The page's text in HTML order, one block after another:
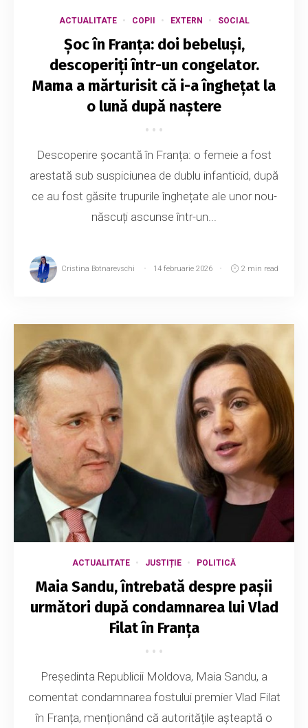
ACTUALITATE COPII EXTERN SOCIAL
Șoc în Franța: doi bebeluși,
descoperiți într-un congelator.
Mama a mărturisit că i-a înghețat la
o lună după naștere
Descoperire șocantă în Franța: o femeie a fost
arestată sub suspiciunea de dublu infanticid, după
ce au fost găsite trupurile înghețate ale unor nou-
născuți ascunse într-un...
Cristina Botnarevschi 14 februarie 2026 2 min read
ACTUALITATE JUSTIȚIE POLITICĂ
Maia Sandu, întrebată despre pașii
următori după condamnarea lui Vlad
Filat în Franța
Președinta Republicii Moldova, Maia Sandu, a
comentat condamnarea fostului premier Vlad Filat
în Franța, menționând că autoritățile așteaptă o